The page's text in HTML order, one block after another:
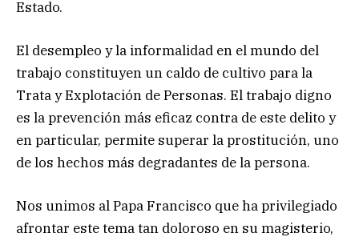
Estado.
El desempleo y la informalidad en el mundo del
trabajo constituyen un caldo de cultivo para la
Trata y Explotación de Personas. El trabajo digno
es la prevención más eficaz contra de este delito y
en particular, permite superar la prostitución, uno
de los hechos más degradantes de la persona.
Nos unimos al Papa Francisco que ha privilegiado
afrontar este tema tan doloroso en su magisterio,